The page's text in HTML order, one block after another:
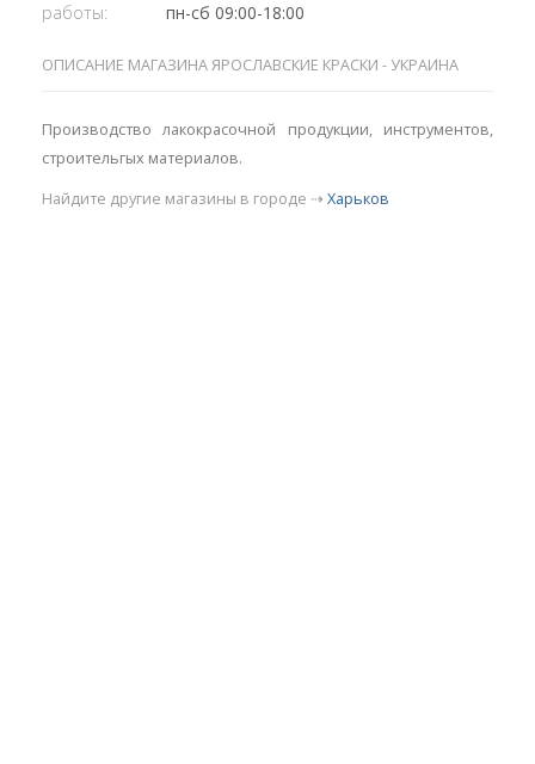
работы:
пн-сб 09:00-18:00
ОПИСАНИЕ МАГАЗИНА ЯРОСЛАВСКИЕ КРАСКИ - УКРАИНА
Производство лакокрасочной продукции, инструментов,
строительгых материалов.
Найдите другие магазины в городе ⇢ Харьков